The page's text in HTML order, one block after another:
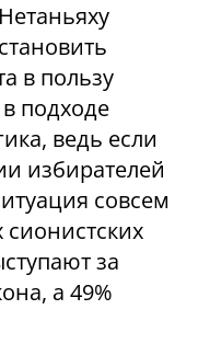
в пользу
подходе
ведь если
избирателей
совсем
за
а 49%